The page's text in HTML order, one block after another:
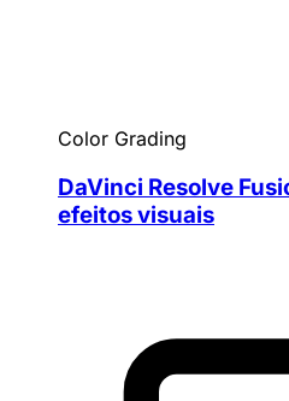
Color Grading
DaVinci Resolve
efeitos visuais